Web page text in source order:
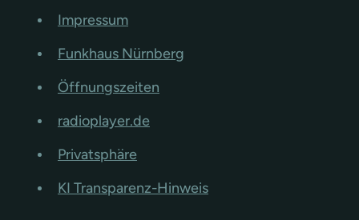
Impressum
Funkhaus Nürnberg
Öffnungszeiten
radioplayer.de
Privatsphäre
KI Transparenz-Hinweis